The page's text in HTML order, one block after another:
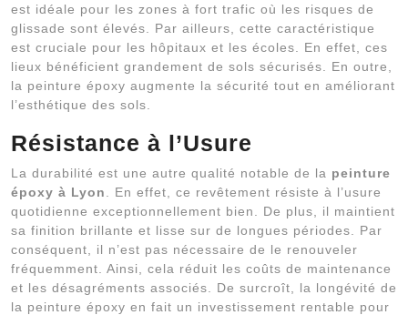
est idéale pour les zones à fort trafic où les risques de
glissade sont élevés. Par ailleurs, cette caractéristique
est cruciale pour les hôpitaux et les écoles. En effet, ces
lieux bénéficient grandement de sols sécurisés. En outre,
la peinture époxy augmente la sécurité tout en améliorant
l’esthétique des sols.
Résistance à l’Usure
La durabilité est une autre qualité notable de la peinture
époxy à Lyon
. En effet, ce revêtement résiste à l’usure
quotidienne exceptionnellement bien. De plus, il maintient
sa finition brillante et lisse sur de longues périodes. Par
conséquent, il n’est pas nécessaire de le renouveler
fréquemment. Ainsi, cela réduit les coûts de maintenance
et les désagréments associés. De surcroît, la longévité de
la peinture époxy en fait un investissement rentable pour